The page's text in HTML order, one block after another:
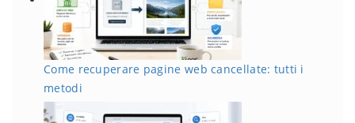
Come recuperare pagine web cancellate: tutti i
metodi